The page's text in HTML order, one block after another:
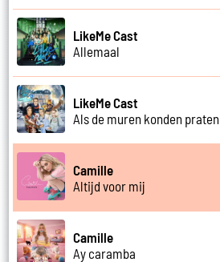
LikeMe Cast
Allemaal
LikeMe Cast
Als de muren konden praten
Camille
Altijd voor mij
Camille
Ay caramba